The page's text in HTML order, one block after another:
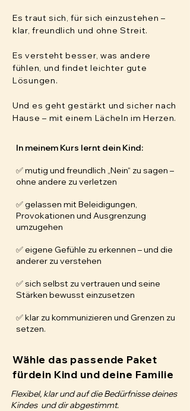
Es traut sich, für sich einzustehen –
klar, freundlich und ohne Streit.
Es versteht besser, was andere
fühlen, und findet leichter gute
Lösungen.
Und es geht gestärkt und sicher nach
Hause – mit einem Lächeln im Herzen.
In meinem Kurs lernt dein Kind:
✅mutig und freundlich „Nein“ zu sagen –
ohne andere zu verletzen
✅ gelassen mit Beleidigungen,
Provokationen und Ausgrenzung
umzugehen
✅ eigene Gefühle zu erkennen – und die
anderer zu verstehen
✅ sich selbst zu vertrauen und seine
Stärken bewusst einzusetzen
✅ klar zu kommunizieren und Grenzen zu
setzen.
Wähle das passende Paket
fürdein Kind und deine Familie
Flexibel, klar und auf die Bedürfnisse deines
Kindes und dir abgestimmt.